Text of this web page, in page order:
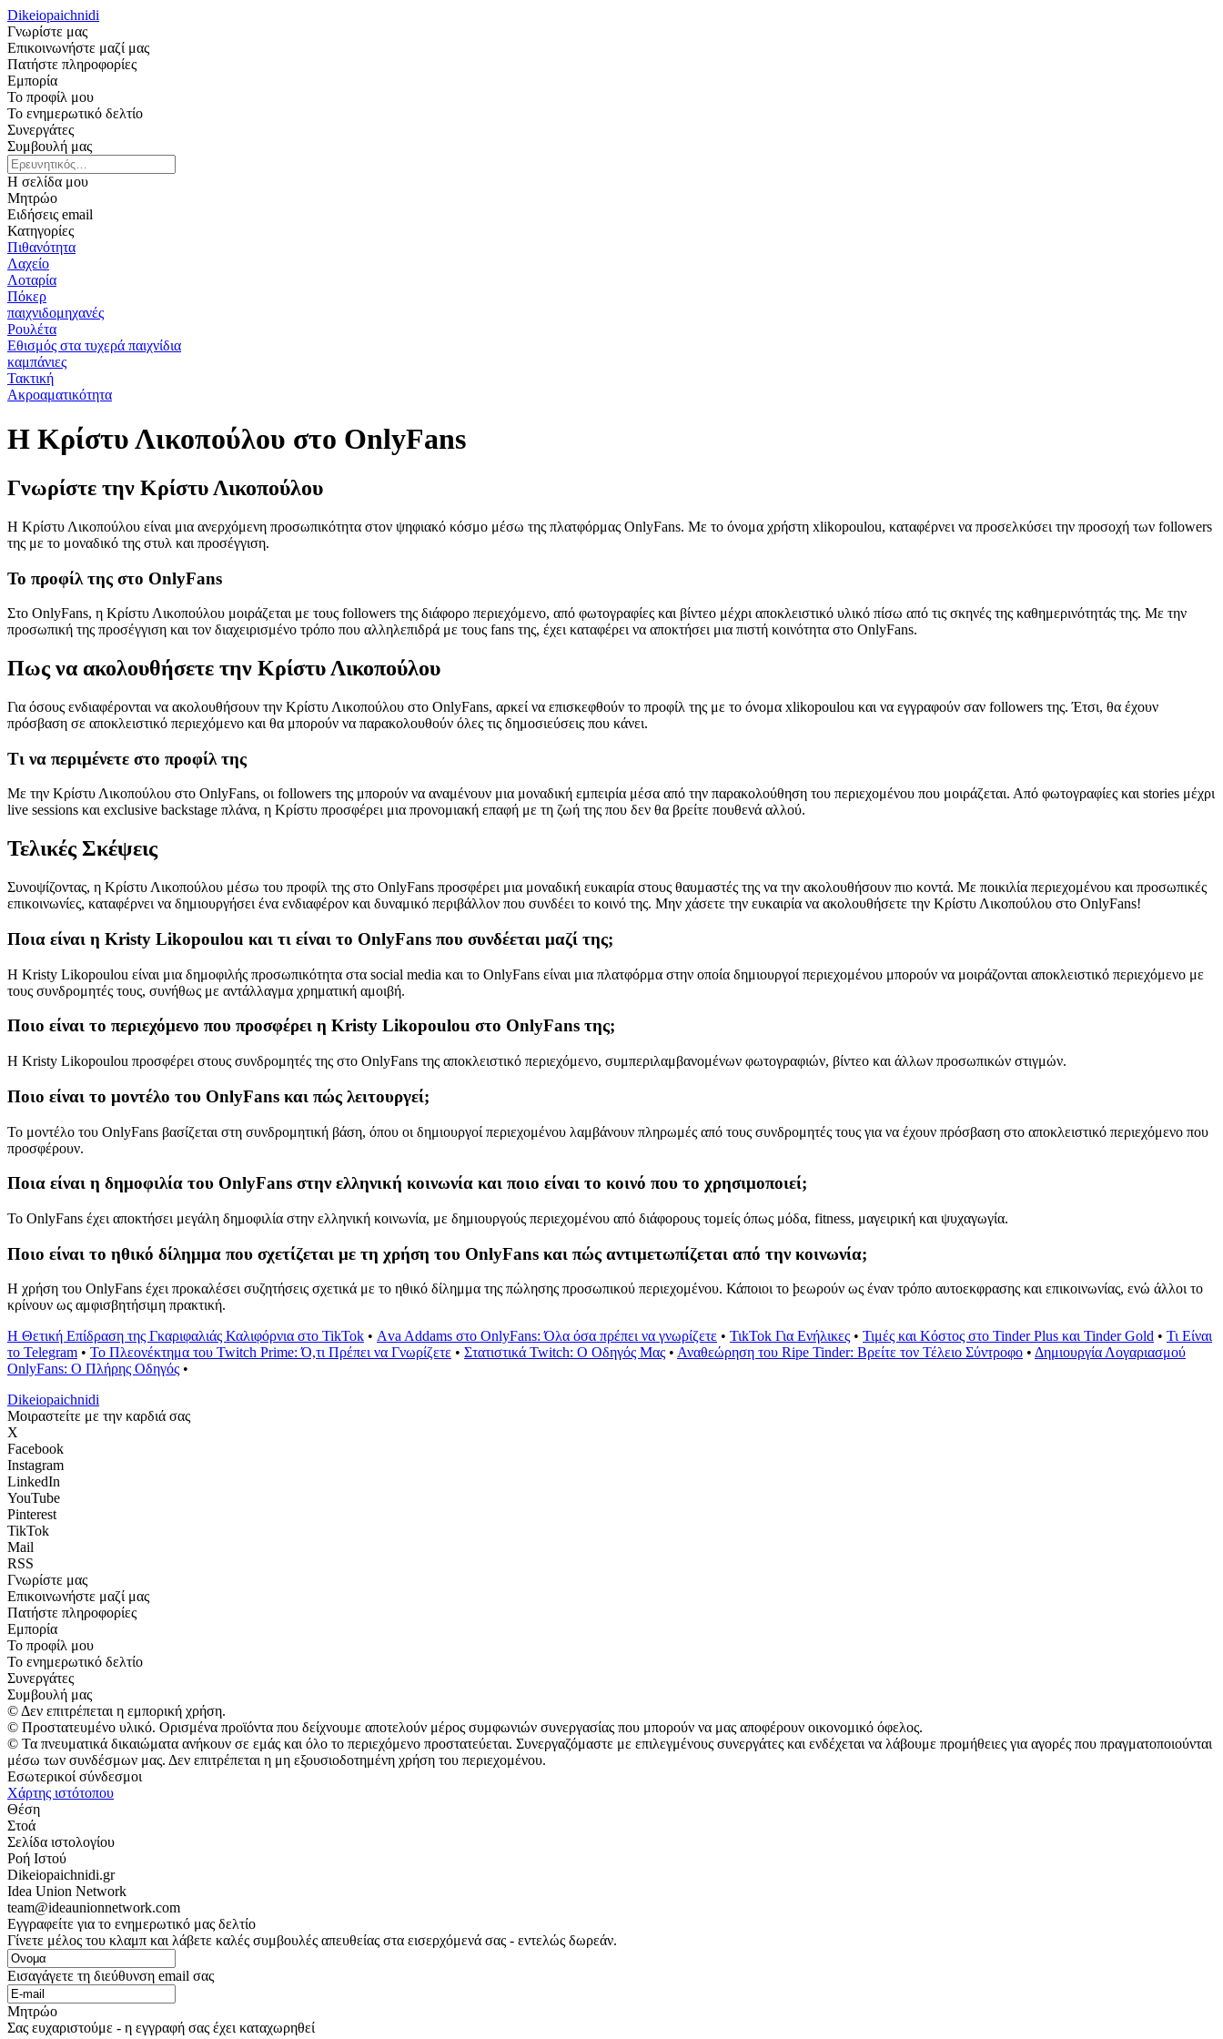
Dikeiopaichnidi
Γνωρίστε μας
Επικοινωνήστε μαζί μας
Πατήστε πληροφορίες
Εμπορία
Το προφίλ μου
Το ενημερωτικό δελτίο
Συνεργάτες
Συμβουλή μας
Η σελίδα μου
Μητρώο
Ειδήσεις email
Κατηγορίες
Πιθανότητα
Λαχείο
Λοταρία
Πόκερ
παιχνιδομηχανές
Ρουλέτα
Εθισμός στα τυχερά παιχνίδια
καμπάνιες
Τακτική
Ακροαματικότητα
Η Κρίστυ Λικοπούλου στο OnlyFans
Γνωρίστε την Κρίστυ Λικοπούλου
Η Κρίστυ Λικοπούλου είναι μια ανερχόμενη προσωπικότητα στον ψηφιακό κόσμο μέσω της πλατφόρμας OnlyFans. Με το όνομα χρήστη xlikopoulou, καταφέρνει να προσελκύσει την προσοχή των followers
της με το μοναδικό της στυλ και προσέγγιση.
Το προφίλ της στο OnlyFans
Στο OnlyFans, η Κρίστυ Λικοπούλου μοιράζεται με τους followers της διάφορο περιεχόμενο, από φωτογραφίες και βίντεο μέχρι αποκλειστικό υλικό πίσω από τις σκηνές της καθημερινότητάς της. Με την
προσωπική της προσέγγιση και τον διαχειρισμένο τρόπο που αλληλεπιδρά με τους fans της, έχει καταφέρει να αποκτήσει μια πιστή κοινότητα στο OnlyFans.
Πως να ακολουθήσετε την Κρίστυ Λικοπούλου
Για όσους ενδιαφέρονται να ακολουθήσουν την Κρίστυ Λικοπούλου στο OnlyFans, αρκεί να επισκεφθούν το προφίλ της με το όνομα xlikopoulou και να εγγραφούν σαν followers της. Έτσι, θα έχουν
πρόσβαση σε αποκλειστικό περιεχόμενο και θα μπορούν να παρακολουθούν όλες τις δημοσιεύσεις που κάνει.
Τι να περιμένετε στο προφίλ της
Με την Κρίστυ Λικοπούλου στο OnlyFans, οι followers της μπορούν να αναμένουν μια μοναδική εμπειρία μέσα από την παρακολούθηση του περιεχομένου που μοιράζεται. Από φωτογραφίες και stories μέχρι
live sessions και exclusive backstage πλάνα, η Κρίστυ προσφέρει μια προνομιακή επαφή με τη ζωή της που δεν θα βρείτε πουθενά αλλού.
Τελικές Σκέψεις
Συνοψίζοντας, η Κρίστυ Λικοπούλου μέσω του προφίλ της στο OnlyFans προσφέρει μια μοναδική ευκαιρία στους θαυμαστές της να την ακολουθήσουν πιο κοντά. Με ποικιλία περιεχομένου και προσωπικές
επικοινωνίες, καταφέρνει να δημιουργήσει ένα ενδιαφέρον και δυναμικό περιβάλλον που συνδέει το κοινό της. Μην χάσετε την ευκαιρία να ακολουθήσετε την Κρίστυ Λικοπούλου στο OnlyFans!
Ποια είναι η Kristy Likopoulou και τι είναι το OnlyFans που συνδέεται μαζί της;
Η Kristy Likopoulou είναι μια δημοφιλής προσωπικότητα στα social media και το OnlyFans είναι μια πλατφόρμα στην οποία δημιουργοί περιεχομένου μπορούν να μοιράζονται αποκλειστικό περιεχόμενο με
τους συνδρομητές τους, συνήθως με αντάλλαγμα χρηματική αμοιβή.
Ποιο είναι το περιεχόμενο που προσφέρει η Kristy Likopoulou στο OnlyFans της;
Η Kristy Likopoulou προσφέρει στους συνδρομητές της στο OnlyFans της αποκλειστικό περιεχόμενο, συμπεριλαμβανομένων φωτογραφιών, βίντεο και άλλων προσωπικών στιγμών.
Ποιο είναι το μοντέλο του OnlyFans και πώς λειτουργεί;
Το μοντέλο του OnlyFans βασίζεται στη συνδρομητική βάση, όπου οι δημιουργοί περιεχομένου λαμβάνουν πληρωμές από τους συνδρομητές τους για να έχουν πρόσβαση στο αποκλειστικό περιεχόμενο που
προσφέρουν.
Ποια είναι η δημοφιλία του OnlyFans στην ελληνική κοινωνία και ποιο είναι το κοινό που το χρησιμοποιεί;
Το OnlyFans έχει αποκτήσει μεγάλη δημοφιλία στην ελληνική κοινωνία, με δημιουργούς περιεχομένου από διάφορους τομείς όπως μόδα, fitness, μαγειρική και ψυχαγωγία.
Ποιο είναι το ηθικό δίλημμα που σχετίζεται με τη χρήση του OnlyFans και πώς αντιμετωπίζεται από την κοινωνία;
Η χρήση του OnlyFans έχει προκαλέσει συζητήσεις σχετικά με το ηθικό δίλημμα της πώλησης προσωπικού περιεχομένου. Κάποιοι το ϸεωρούν ως έναν τρόπο αυτοεκφρασης και επικοινωνίας, ενώ άλλοι το
κρίνουν ως αμφισβητήσιμη πρακτική.
Η Θετική Επίδραση της Γκαριφαλιάς Καλιφόρνια στο TikTok • Αva Addams στο OnlyFans: Όλα όσα πρέπει να γνωρίζετε • ΤιkTok Για Ενήλικες • Τιμές και Κόστος στο Tinder Plus και Tinder Gold • Τι Είναι
το Telegram • Το Πλεονέκτημα του Twitch Prime: Ό,τι Πρέπει να Γνωρίζετε • Στατιστικά Twitch: Ο Οδηγός Μας • Αναθεώρηση του Ripe Tinder: Βρείτε τον Τέλειο Σύντροφο • Δημιουργία Λογαριασμού
OnlyFans: Ο Πλήρης Οδηγός •
Dikeiopaichnidi
Μοιραστείτε με την καρδιά σας
X
Facebook
Instagram
LinkedIn
YouTube
Pinterest
TikTok
Mail
RSS
Γνωρίστε μας
Επικοινωνήστε μαζί μας
Πατήστε πληροφορίες
Εμπορία
Το προφίλ μου
Το ενημερωτικό δελτίο
Συνεργάτες
Συμβουλή μας
© Δεν επιτρέπεται η εμπορική χρήση.
© Προστατευμένο υλικό. Ορισμένα προϊόντα που δείχνουμε αποτελούν μέρος συμφωνιών συνεργασίας που μπορούν να μας αποφέρουν οικονομικό όφελος.
© Τα πνευματικά δικαιώματα ανήκουν σε εμάς και όλο το περιεχόμενο προστατεύεται. Συνεργαζόμαστε με επιλεγμένους συνεργάτες και ενδέχεται να λάβουμε προμήθειες για αγορές που πραγματοποιούνται
μέσω των συνδέσμων μας. Δεν επιτρέπεται η μη εξουσιοδοτημένη χρήση του περιεχομένου.
Εσωτερικοί σύνδεσμοι
Χάρτης ιστότοπου
Θέση
Στοά
Σελίδα ιστολογίου
Ροή Ιστού
Dikeiopaichnidi.gr
Idea Union Network
team@ideaunionnetwork.com
Εγγραφείτε για το ενημερωτικό μας δελτίο
Γίνετε μέλος του κλαμπ και λάβετε καλές συμβουλές απευθείας στα εισερχόμενά σας - εντελώς δωρεάν.
Εισαγάγετε τη διεύθυνση email σας
Μητρώο
Σας ευχαριστούμε - η εγγραφή σας έχει καταχωρηθεί